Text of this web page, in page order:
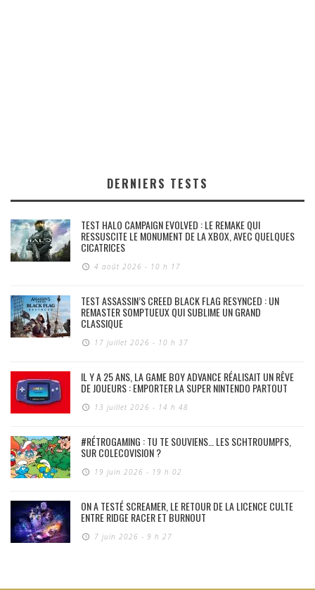
DERNIERS TESTS
TEST HALO CAMPAIGN EVOLVED : LE REMAKE QUI
RESSUSCITE LE MONUMENT DE LA XBOX, AVEC QUELQUES
CICATRICES
4 août 2026 - 10 h 17
TEST ASSASSIN’S CREED BLACK FLAG RESYNCED : UN
REMASTER SOMPTUEUX QUI SUBLIME UN GRAND
CLASSIQUE
17 juillet 2026 - 10 h 37
IL Y A 25 ANS, LA GAME BOY ADVANCE RÉALISAIT UN RÊVE
DE JOUEURS : EMPORTER LA SUPER NINTENDO PARTOUT
13 juillet 2026 - 14 h 48
#RÉTROGAMING : TU TE SOUVIENS… LES SCHTROUMPFS,
SUR COLECOVISION ?
19 juin 2026 - 19 h 02
ON A TESTÉ SCREAMER, LE RETOUR DE LA LICENCE CULTE
ENTRE RIDGE RACER ET BURNOUT
7 juin 2026 - 9 h 27